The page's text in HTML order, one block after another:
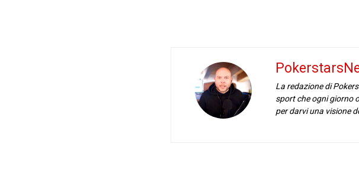
La redazione di
sport che ogni giorno
per darvi una visione